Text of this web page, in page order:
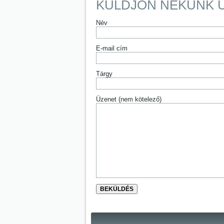
KÜLDJÖN NEKÜNK
Név
E-mail cím
Tárgy
Üzenet (nem kötelező)